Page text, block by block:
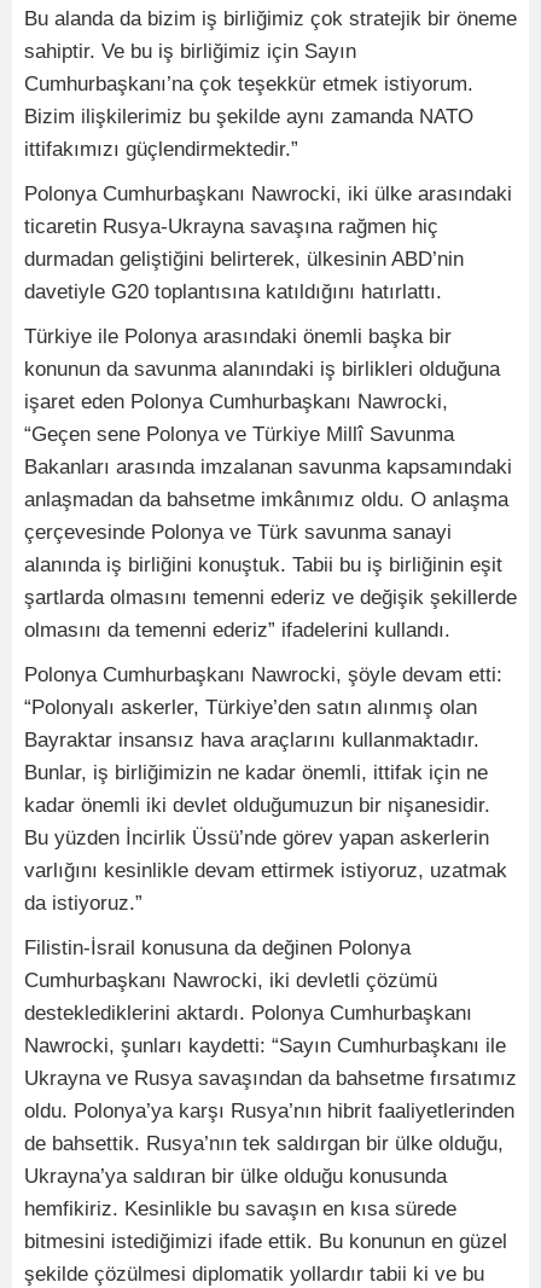
Bu alanda da bizim iş birliğimiz çok stratejik bir öneme
sahiptir. Ve bu iş birliğimiz için Sayın
Cumhurbaşkanı’na çok teşekkür etmek istiyorum.
Bizim ilişkilerimiz bu şekilde aynı zamanda NATO
ittifakımızı güçlendirmektedir.”
Polonya Cumhurbaşkanı Nawrocki, iki ülke arasındaki
ticaretin Rusya-Ukrayna savaşına rağmen hiç
durmadan geliştiğini belirterek, ülkesinin ABD’nin
davetiyle G20 toplantısına katıldığını hatırlattı.
Türkiye ile Polonya arasındaki önemli başka bir
konunun da savunma alanındaki iş birlikleri olduğuna
işaret eden Polonya Cumhurbaşkanı Nawrocki,
“Geçen sene Polonya ve Türkiye Millî Savunma
Bakanları arasında imzalanan savunma kapsamındaki
anlaşmadan da bahsetme imkânımız oldu. O anlaşma
çerçevesinde Polonya ve Türk savunma sanayi
alanında iş birliğini konuştuk. Tabii bu iş birliğinin eşit
şartlarda olmasını temenni ederiz ve değişik şekillerde
olmasını da temenni ederiz” ifadelerini kullandı.
Polonya Cumhurbaşkanı Nawrocki, şöyle devam etti:
“Polonyalı askerler, Türkiye’den satın alınmış olan
Bayraktar insansız hava araçlarını kullanmaktadır.
Bunlar, iş birliğimizin ne kadar önemli, ittifak için ne
kadar önemli iki devlet olduğumuzun bir nişanesidir.
Bu yüzden İncirlik Üssü’nde görev yapan askerlerin
varlığını kesinlikle devam ettirmek istiyoruz, uzatmak
da istiyoruz.”
Filistin-İsrail konusuna da değinen Polonya
Cumhurbaşkanı Nawrocki, iki devletli çözümü
desteklediklerini aktardı. Polonya Cumhurbaşkanı
Nawrocki, şunları kaydetti: “Sayın Cumhurbaşkanı ile
Ukrayna ve Rusya savaşından da bahsetme fırsatımız
oldu. Polonya’ya karşı Rusya’nın hibrit faaliyetlerinden
de bahsettik. Rusya’nın tek saldırgan bir ülke olduğu,
Ukrayna’ya saldıran bir ülke olduğu konusunda
hemfikiriz. Kesinlikle bu savaşın en kısa sürede
bitmesini istediğimizi ifade ettik. Bu konunun en güzel
şekilde çözülmesi diplomatik yollardır tabii ki ve bu